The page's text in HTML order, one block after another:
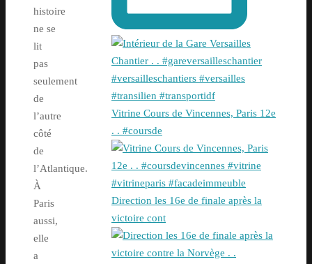
histoire
ne se
lit
pas
seulement
de
l’autre
côté
de
l’Atlantique.
À
Paris
aussi,
elle
a
Vitrine Cours de Vincennes, Paris 12e
. . #coursde
Direction les 16e de finale après la
victoire cont